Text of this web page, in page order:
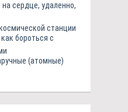
сердце, удаленно,
станции
бороться с
(атомные)